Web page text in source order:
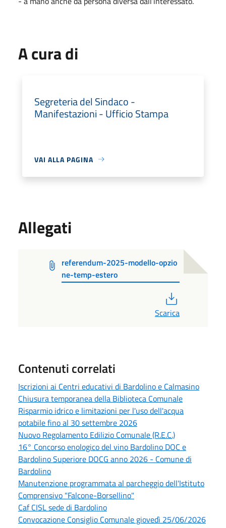
A cura di
Segreteria del Sindaco -
Manifestazioni - Ufficio Stampa
VAI ALLA PAGINA
Allegati
referendum-2025-modello-opzio
ne-temp-estero
Scarica
Contenuti correlati
Iscrizioni ai Centri educativi di Bardolino e Calmasino
Chiusura temporanea della Biblioteca Comunale
Risparmio idrico e limitazioni per l'uso dell'acqua
potabile fino al 30 settembre 2026
Nuovo Regolamento Edilizio Comunale (R.E.C.)
16° Concorso enologico del vino Bardolino DOC e
Bardolino Superiore DOCG anno 2026 - Comune di
Bardolino
Manutenzione programmata al parcheggio dell'Istituto
Comprensivo "Falcone-Borsellino"
Caf CISL sede di Bardolino
Convocazione Consiglio Comunale giovedì 25/06/2026